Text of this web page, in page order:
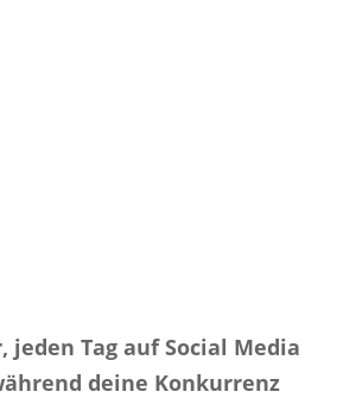
jeden Tag auf Social Media
deine Konkurrenz